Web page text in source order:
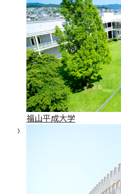
福山平成大学